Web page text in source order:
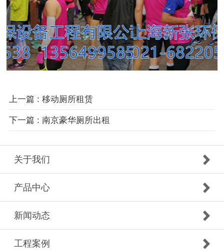
上一篇 : 移动厕所租赁
下一篇 : 南京豪华厕所出租
关于我们
产品中心
新闻动态
工程案例